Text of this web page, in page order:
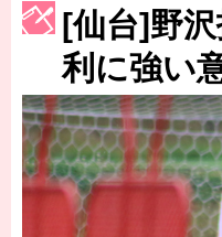
［3214号］WEST制覇
［3215号］WEEKLY EG
［3216号］行く末占うラス
［3217号］最高の景色へ出
［3218号］WEEKLY EG
[仙台]野
利に強い